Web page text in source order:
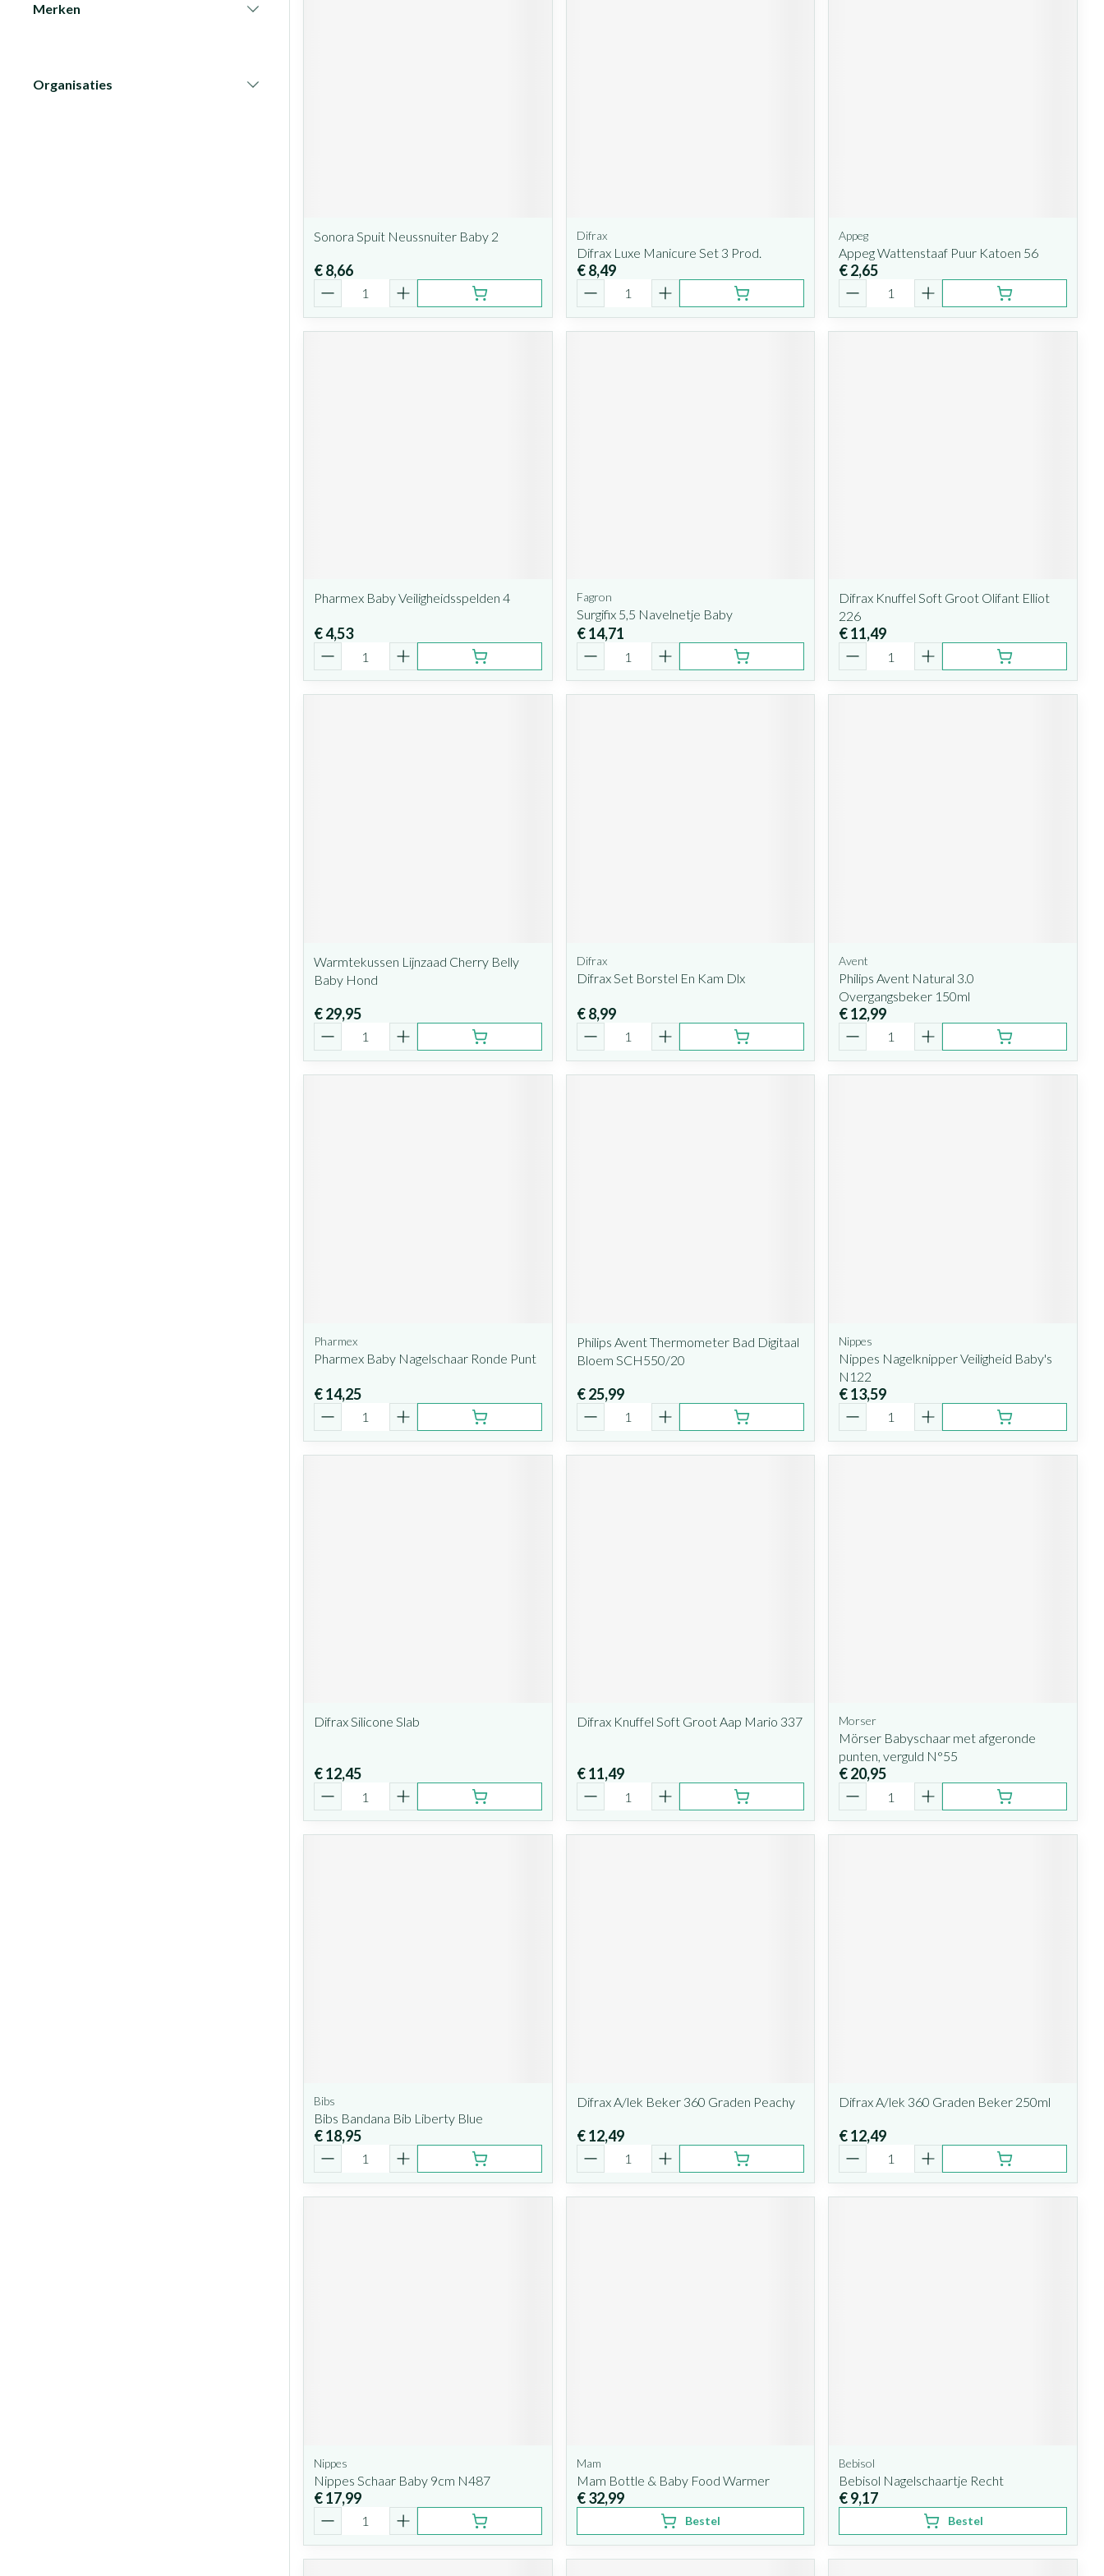
Merken
Organisaties
Sonora Spuit Neussnuiter Baby 2
€ 8,66
Difrax
Difrax Luxe Manicure Set 3 Prod.
€ 8,49
Appeg
Appeg Wattenstaaf Puur Katoen 56
€ 2,65
Pharmex Baby Veiligheidsspelden 4
€ 4,53
Fagron
Surgifix 5,5 Navelnetje Baby
€ 14,71
Difrax Knuffel Soft Groot Olifant Elliot
226
€ 11,49
Warmtekussen Lijnzaad Cherry Belly
Baby Hond
€ 29,95
Difrax
Difrax Set Borstel En Kam Dlx
€ 8,99
Avent
Philips Avent Natural 3.0
Overgangsbeker 150ml
€ 12,99
Pharmex
Pharmex Baby Nagelschaar Ronde Punt
€ 14,25
Philips Avent Thermometer Bad Digitaal
Bloem SCH550/20
€ 25,99
Nippes
Nippes Nagelknipper Veiligheid Baby's
N122
€ 13,59
Difrax Silicone Slab
€ 12,45
Difrax Knuffel Soft Groot Aap Mario 337
€ 11,49
Morser
Mörser Babyschaar met afgeronde
punten, verguld N°55
€ 20,95
Bibs
Bibs Bandana Bib Liberty Blue
€ 18,95
Difrax A/lek Beker 360 Graden Peachy
€ 12,49
Difrax A/lek 360 Graden Beker 250ml
€ 12,49
Nippes
Nippes Schaar Baby 9cm N487
€ 17,99
Mam
Mam Bottle & Baby Food Warmer
€ 32,99
Bestel
Bebisol
Bebisol Nagelschaartje Recht
€ 9,17
Bestel